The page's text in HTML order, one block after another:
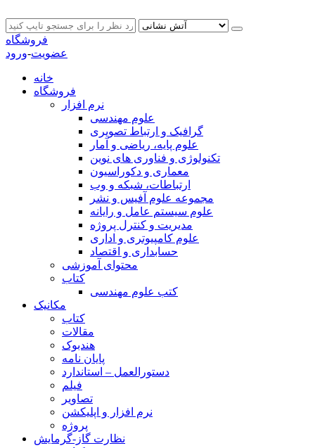
فروشگاه
عضویت-ورود
خانه
فروشگاه
نرم افزار
علوم مهندسی
گرافیک و ارتباط تصویری
علوم پایه، ریاضی و آمار
تکنولوژی و فناوری های نوین
معماری و دکوراسیون
ارتباطات، شبکه و وب
مجموعه علوم آفیس و نشر
علوم سیستم عامل و رایانه
مدیریت و کنترل پروژه
علوم کامپیوتری و اداری
حسابداری و اقتصاد
محتوای آموزشی
کتاب
کتب علوم مهندسی
مکانیک
کتاب
مقالات
هندبوک
پایان نامه
دستورالعمل – استاندارد
فیلم
تصاویر
نرم افزار و اپلیکشن
پروژه
نظارت گاز-گرمایش